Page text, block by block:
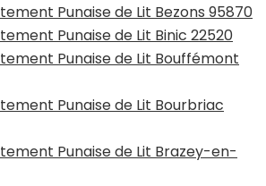
Punaise de Lit Bezons 95870
Punaise de Lit Binic 22520
Punaise de Lit Bouffémont
Punaise de Lit Bourbriac
Punaise de Lit Brazey-en-